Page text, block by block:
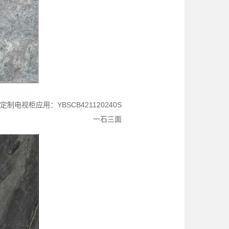
制电视柜应用：YBSCB421120240S
一石三面